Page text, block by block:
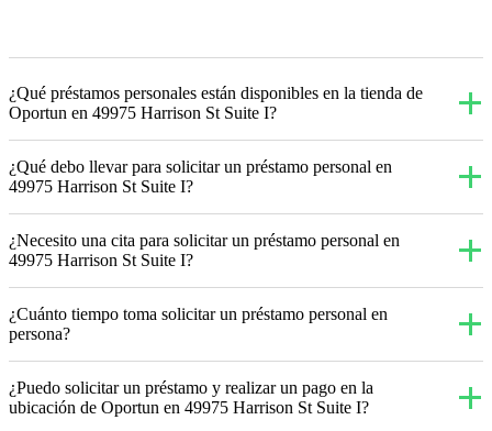
¿Qué préstamos personales están disponibles en la tienda de
Oportun en 49975 Harrison St Suite I?
¿Qué debo llevar para solicitar un préstamo personal en
49975 Harrison St Suite I?
¿Necesito una cita para solicitar un préstamo personal en
49975 Harrison St Suite I?
¿Cuánto tiempo toma solicitar un préstamo personal en
persona?
¿Puedo solicitar un préstamo y realizar un pago en la
ubicación de Oportun en 49975 Harrison St Suite I?